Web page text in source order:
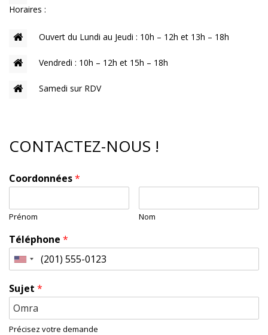
Horaires :
Ouvert du Lundi au Jeudi : 10h – 12h et 13h – 18h
Vendredi : 10h – 12h et 15h – 18h
Samedi sur RDV
CONTACTEZ-NOUS !
Coordonnées*
Prénom Nom
Téléphone *
Sujet *
Précisez votre demande